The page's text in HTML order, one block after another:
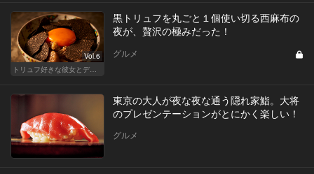
Vol.6
トリュフ好きな彼女とデートにおすすめ！東京の人気店
黒トリュフを丸ごと１個使い切る西麻布の
夜が、贅沢の極みだった！
グルメ
東京の大人が夜な夜な通う隠れ家鮨。大将
のプレゼンテーションがとにかく楽しい！
グルメ